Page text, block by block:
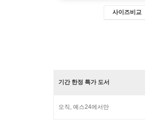
사이즈비교
기간 한정 특가 도서
오직, 예스24에서만